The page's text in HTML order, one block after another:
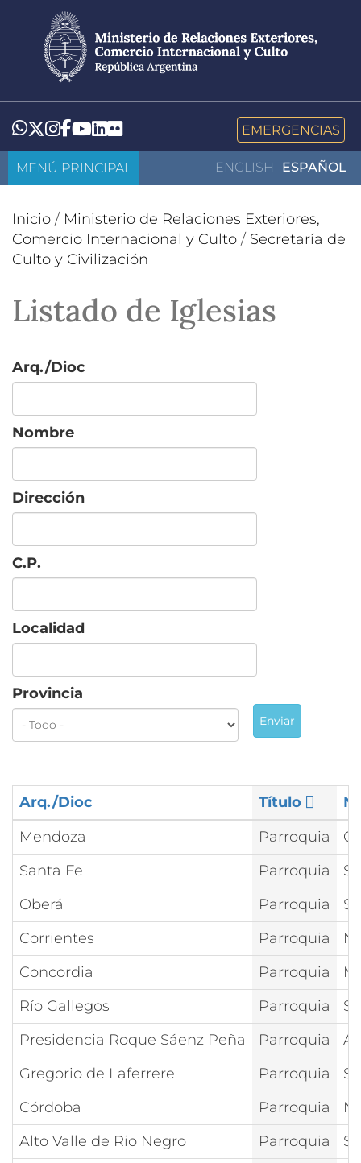
contenido
principal
Whatsapp
Twitter
Instagram
Facebook
YouTube
LinkedIn
Flickr EMERGENCIAS
ENGLISH ESPAÑOL
MENÚ PRINCIPAL
Inicio / Ministerio de Relaciones Exteriores,
Comercio Internacional y Culto / Secretaría de
Culto y Civilización
Listado de Iglesias
Arq./Dioc
Nombre
Dirección
C.P.
Localidad
Provincia
Enviar
Arq./Dioc Título
Mendoza
Parroquia
Santa Fe
Parroquia
Oberá
Parroquia
Corrientes
Parroquia
Concordia
Parroquia
Río Gallegos
Parroquia
Presidencia Roque Sáenz Peña
Parroquia
Gregorio de Laferrere
Parroquia
Córdoba
Parroquia
Alto Valle de Rio Negro
Parroquia